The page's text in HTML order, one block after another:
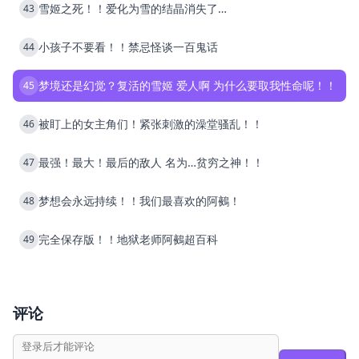
43 雪姬之死！！爱化为雪的结晶消失了…
44 小孩子不要看！！禁忌怪谈一百鬼话
45 梦境还是幻觉？复活的雪姬 爱人啊 为什么要取我性命呢！！
46 被盯上的女主角们！紧张刺激的澡堂骚乱！！
47 最强！最大！最后的敌人 名为…贫穷之神！！
48 梦想会永远持续！！我们最喜欢的阿鵺！
49 完全保存版！！地狱老师阿鵺超百科
评论